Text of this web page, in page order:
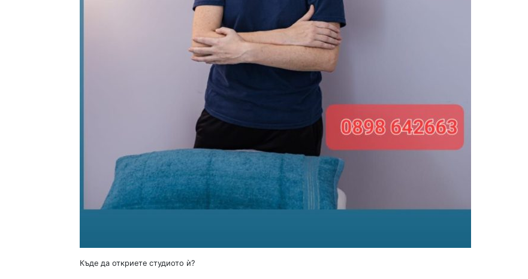
Къде да откриете студиото ѝ?